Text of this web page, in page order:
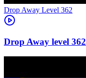
Level 362
362